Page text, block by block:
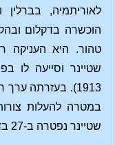
לאוריתמיה,
הוכשרה בדקלום
טהור. היא העניקה
1913). בעזרתה
במטרה להעלות
שטיינר נפטרה ב-27 בדצמבר 1948.